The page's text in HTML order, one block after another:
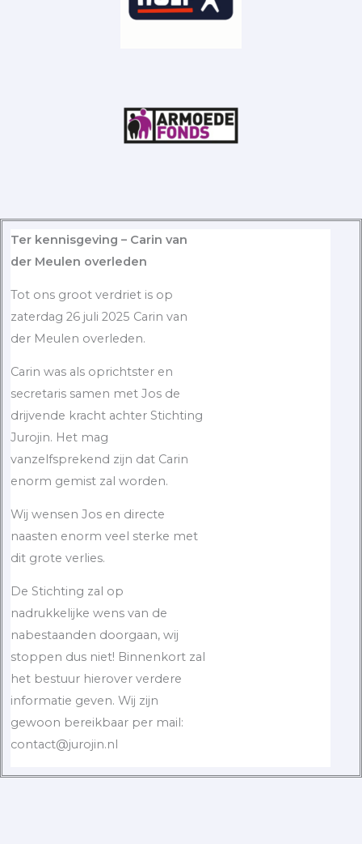
Ter kennisgeving – Carin van
der Meulen overleden
Tot ons groot verdriet is op
zaterdag 26 juli 2025 Carin van
der Meulen overleden.
Carin was als oprichtster en
secretaris samen met Jos de
drijvende kracht achter Stichting
Jurojin. Het mag
vanzelfsprekend zijn dat Carin
enorm gemist zal worden.
Wij wensen Jos en directe
naasten enorm veel sterke met
dit grote verlies.
De Stichting zal op
nadrukkelijke wens van de
nabestaanden doorgaan, wij
stoppen dus niet! Binnenkort zal
het bestuur hierover verdere
informatie geven. Wij zijn
gewoon bereikbaar per mail:
contact@jurojin.nl